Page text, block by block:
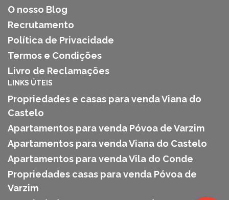
O nosso Blog
Recrutamento
Política de Privacidade
Termos e Condições
Livro de Reclamações
LINKS ÚTEIS
Propriedades e casas para venda Viana do
Castelo
Apartamentos para venda Póvoa de Varzim
Apartamentos para venda Viana do Castelo
Apartamentos para venda Vila do Conde
Propriedades casas para venda Póvoa de
Varzim